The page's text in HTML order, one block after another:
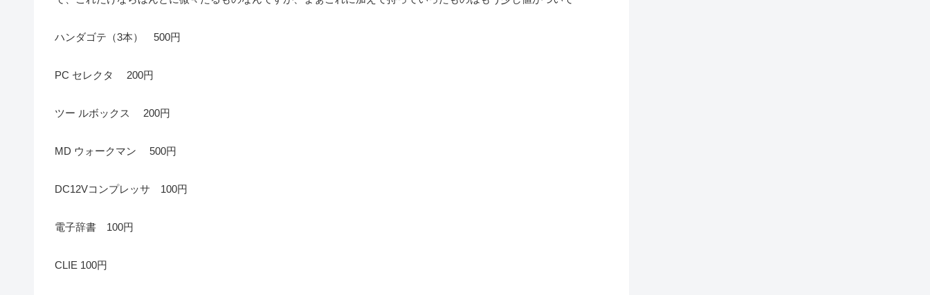
ハンダゴテ（3本） 500円
PC セレクタ 200円
ツー ルボックス 200円
MD ウォークマン 500円
DC12Vコンプレッサ 100円
電子辞書 100円
CLIE 100円